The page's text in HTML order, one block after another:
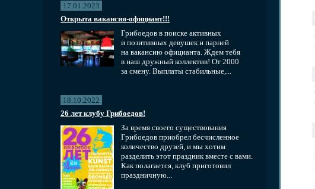
17.01.2023
Открыта вакансия-официант!!!
Грибоедов в поиске активных
и позитивных девушек и парней
на вакансию официанта. Ждем тебя
в наш дружный коллектив! От 2000
за смену. Выплаты стабильные,...
18.10.2022
26 лет клубу Грибоедов!
За время своего существования
Грибоедов приобрел бесчисленное
количество друзей, и мы хотим
разделить этот праздник вместе с вами.
Как полагается, клуб приготовил
праздничную...